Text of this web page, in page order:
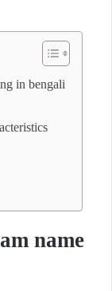
in bengali
name